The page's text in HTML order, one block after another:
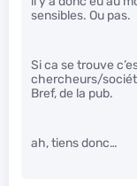
sensibles. Ou pas.
Si ca se trouve
chercheurs/
Bref, de la pub.
ah, tiens donc…